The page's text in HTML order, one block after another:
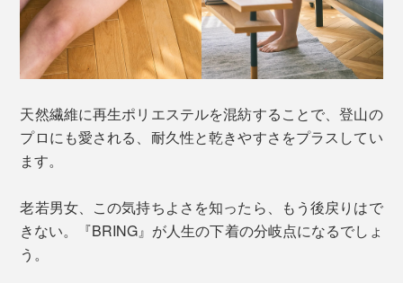
天然繊維に再生ポリエステルを混紡することで、登山の
プロにも愛される、耐久性と乾きやすさをプラスしてい
ます。
老若男女、この気持ちよさを知ったら、もう後戻りはで
きない。『BRING』が人生の下着の分岐点になるでしょ
う。